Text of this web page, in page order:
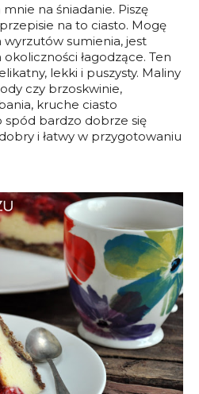
na śniadanie. Piszę
na to ciasto. Mogę
sumienia, jest
łagodzące. Ten
lekki i puszysty. Maliny
czy brzoskwinie,
kruche ciasto
spód bardzo dobrze się
i łatwy w przygotowaniu